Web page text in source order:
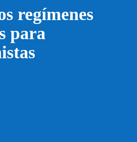
regímenes
para